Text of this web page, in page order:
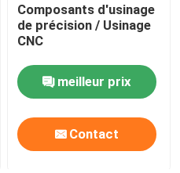
à fil
surface
Composants d'usinage
de précision / Usinage
CNC
meilleur prix
Contact